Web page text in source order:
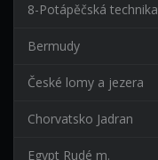
8-Potápěčská technika
Bermudy
České lomy a jezera
Chorvatsko Jadran
Egypt Rudé m.